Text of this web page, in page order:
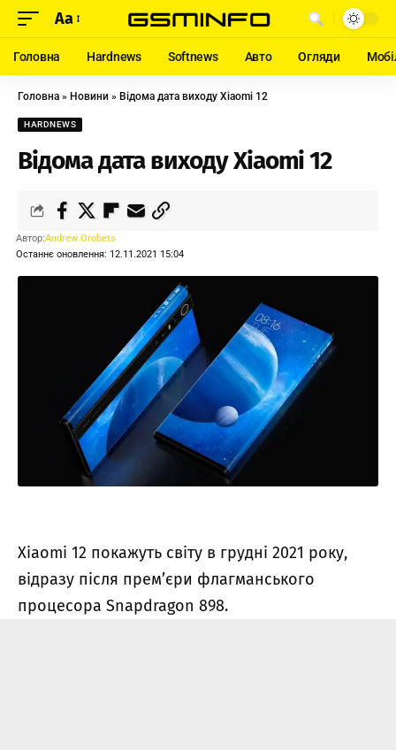
Aa
Головна Hardnews Softnews Авто Огляди
Головна » Новини » Відома дата виходу Xiaomi 12
HARDNEWS
Відома дата виходу Xiaomi 12
Останнє оновлення: 12.11.2021 15:04
Автор:Andrew Orobets
Xiaomi 12 покажуть світу в грудні 2021 року,
відразу після прем’єри флагманського
процесора Snapdragon 898.